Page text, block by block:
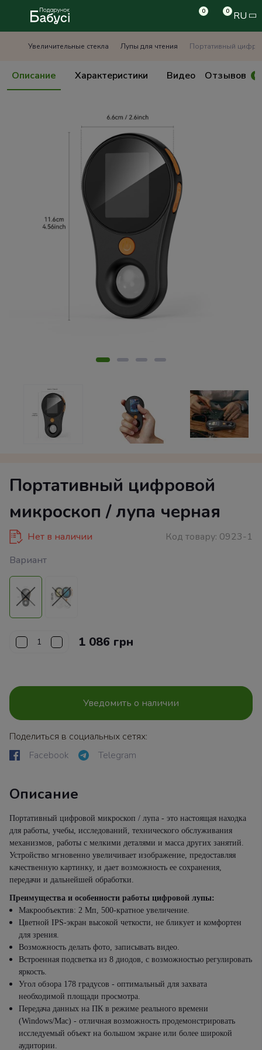
0 0 RU
Увеличительные стекла Лупы для чтения Портативный
Описание Характеристики Видео Отзывов 0
Портативный цифровой
микроскоп / лупа черная
Нет в наличии Код товару: 0923-1
Вариант
1 086 грн
Уведомить о наличии
Поделиться в социальных сетях:
Facebook
Telegram
Описание
Портативный цифровой микроскоп / лупа - это настоящая находка
для работы, учебы, исследований, технического обслуживания
механизмов, работы с мелкими деталями и масса других занятий.
Устройство мгновенно увеличивает изображение, предоставляя
качественную картинку, и дает возможность ее сохранения,
передачи и дальнейшей обработки.
Преимущества и особенности работы цифровой лупы:
Макрообъектив: 2 Мп, 500-кратное увеличение.
Цветной IPS-экран высокой четкости, не бликует и комфортен
для зрения.
Возможность делать фото, записывать видео.
Встроенная подсветка из 8 диодов, с возможностью регулировать
яркость.
Угол обзора 178 градусов - оптимальный для захвата
необходимой площади просмотра.
Передача данных на ПК в режиме реального времени
(Windows/Mac) - отличная возможность продемонстрировать
исследуемый объект на большом экране или более широкой
аудитории.